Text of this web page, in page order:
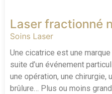
Laser fractionné
Soins Laser
Une cicatrice est une
suite d’un événement
une opération, une chirurgie,
brûlure… Plus ou moins